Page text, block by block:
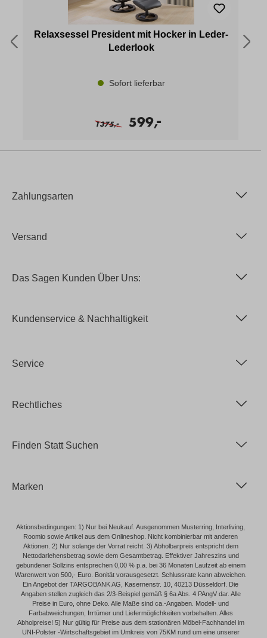
Relaxsessel President mit Hocker in Leder-
Lederlook
Sofort lieferbar
1375,
- 599,
-
Zahlungsarten
Versand
Das Sagen Kunden Über Uns:
Kundenservice & Nachhaltigkeit
Service
Rechtliches
Finden Statt Suchen
Marken
Aktionsbedingungen: 1) Nur bei Neukauf. Ausgenommen Musterring, Interliving,
Roomio sowie Artikel aus dem Onlineshop. Nicht kombinierbar mit anderen
Aktionen. 2) Nur solange der Vorrat reicht. 3) Abholbarpreis entspricht dem
Nettodarlehensbetrag sowie dem Gesamtbetrag. Effektiver Jahreszins und
gebundener Sollzins entsprechen 0,00 % p.a. bei 36 Monaten Laufzeit ab einem
Warenwert von 500,- Euro. Bonität vorausgesetzt. Schlussrate kann abweichen.
Ein Angebot der TARGOBANK AG, Kasernenstr. 10, 40213 Düsseldorf. Die
Angaben stellen zugleich das 2/3-Beispiel gemäß § 6a Abs. 4 PAngV dar. Alle
Preise in Euro, ohne Deko. Alle Maße sind ca.-Angaben. Modell- und
Farbabweichungen, Irrtümer und Liefermöglichkeiten vorbehalten. Alles
Abholpreise! 5) Nur gültig für Preise aus dem stationären Möbel-Fachhandel im
UNI-Polster -Wirtschaftsgebiet im Umkreis von 75KM rund um eine unserer